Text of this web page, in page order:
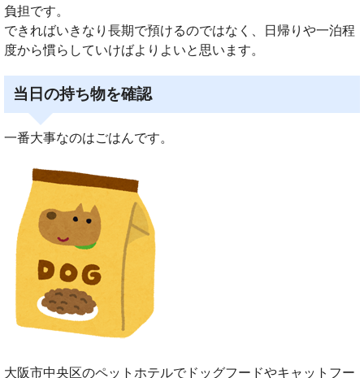
負担です。
できればいきなり長期で預けるのではなく、日帰りや一泊程
度から慣らしていけばよりよいと思います。
当日の持ち物を確認
一番大事なのはごはんです。
大阪市中央区のペットホテルでドッグフードやキャットフー